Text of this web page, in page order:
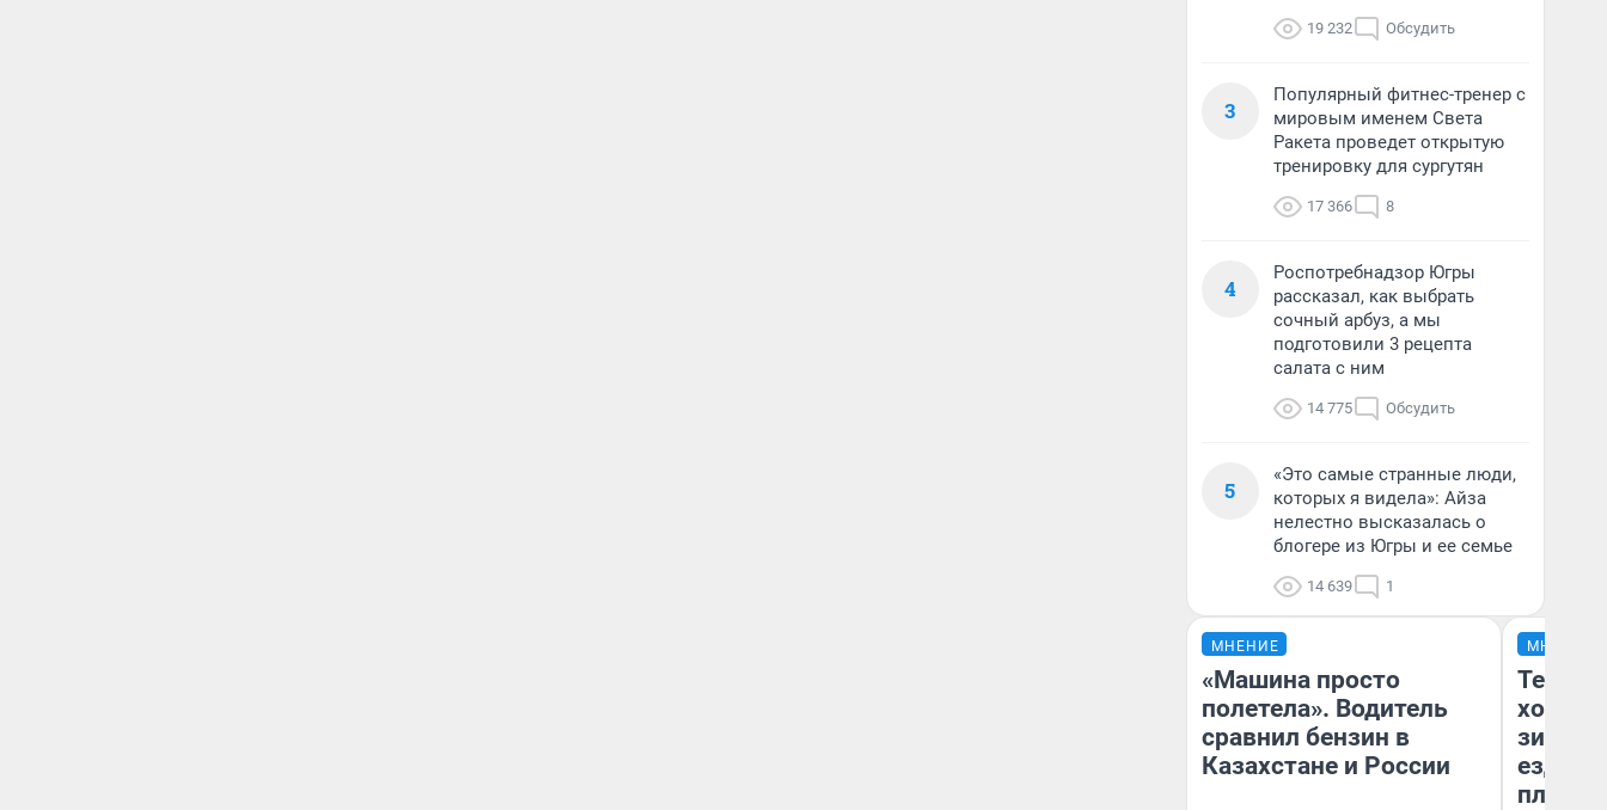
19 232 Обсудить
3
Популярный фитнес-тренер с
мировым именем Света
Ракета проведет открытую
тренировку для сургутян
17 366 8
4
Роспотребнадзор Югры
рассказал, как выбрать
сочный арбуз, а мы
подготовили 3 рецепта
салата с ним
14 775 Обсудить
5
«Это самые странные люди,
которых я видела»: Айза
нелестно высказалась о
блогере из Югры и ее семье
14 639 1
МНЕНИЕ
«Машина просто
полетела». Водитель
сравнил бензин в
Казахстане и России
МНЕНИЕ
Тепло
зимой.
ездит
плюсы